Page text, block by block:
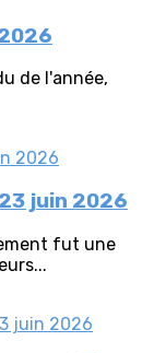
de l'année,
juin 2026
fut une